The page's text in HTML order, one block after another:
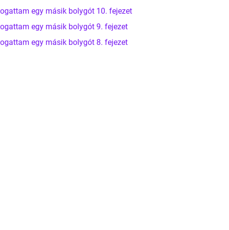
egy másik bolygót 10. fejezet
egy másik bolygót 9. fejezet
egy másik bolygót 8. fejezet